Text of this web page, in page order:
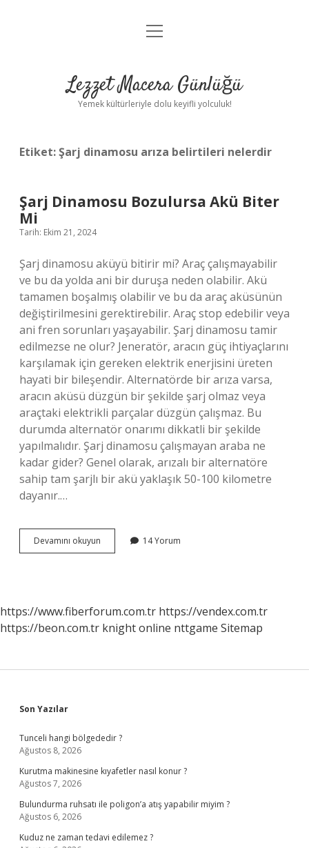
Anasayfa
Yasal Uyarı
menüyü
Lezzet Macera Günlüğü
Yemek kültürleriyle dolu keyifli yolculuk!
Etiket:Şarj dinamosu arıza belirtileri nelerdir
Şarj Dinamosu Bozulursa Akü Biter
Mi
Tarih: Ekim 21, 2024
Şarj dinamosu aküyü bitirir mi? Araç çalışmayabilir
ve bu da yolda ani bir duruşa neden olabilir. Akü
tamamen boşalmış olabilir ve bu da araç aküsünün
değiştirilmesini gerektirebilir. Araç stop edebilir veya
ani fren sorunları yaşayabilir. Şarj dinamosu tamir
edilmezse ne olur? Jeneratör, aracın güç ihtiyaçlarını
karşılamak için gereken elektrik enerjisini üreten
hayati bir bileşendir. Alternatörde bir arıza varsa,
aracın aküsü düzgün bir şekilde şarj olmaz veya
araçtaki elektrikli parçalar düzgün çalışmaz. Bu
durumda alternatör onarımı dikkatli bir şekilde
yapılmalıdır. Şarj dinamosu çalışmayan araba ne
kadar gider? Genel olarak, arızalı bir alternatöre
sahip tam şarjlı bir akü yaklaşık 50-100 kilometre
dayanır.…
Devamını okuyun
Dinamosu
14 Yorum
https://www.fiberforum.com.tr https://vendex.com.tr
https://beon.com.tr knight online nttgame Sitemap
Sidebar
Son Yazılar
Tunceli hangi bölgededir ?
Ağustos 8, 2026
Kurutma makinesine kıyafetler nasıl konur ?
Ağustos 7, 2026
Bulundurma ruhsatı ile poligon’a atış yapabilir miyim ?
Ağustos 6, 2026
Kuduz ne zaman tedavi edilemez ?